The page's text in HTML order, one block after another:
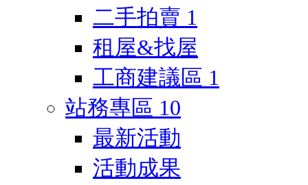
二手拍賣 1
租屋&找屋
工商建議區 1
站務專區 10
最新活動
活動成果